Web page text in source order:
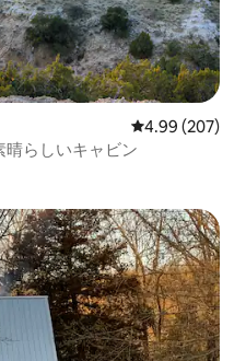
レビュー207
4.99 (207)
晴らしいキャビン